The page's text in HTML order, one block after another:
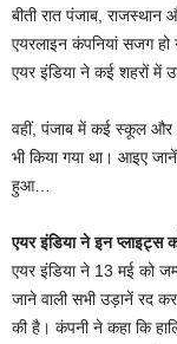
बीती रात पंजाब,
एयरलाइन कंपनियां सजग हो
एयर इंडिया ने कई शहरों में
वहीं, पंजाब में कई स्कूल और
भी किया गया था। आइए
हुआ…
एयर इंडिया ने इन प्लाइट्स
एयर इंडिया ने 13 मई को
जाने वाली सभी उड़ानें रद
की है। कंपनी ने कहा कि